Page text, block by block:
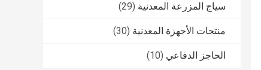
سياج المزرعة المعدنية (29)
منتجات الأجهزة المعدنية (30)
الحاجز الدفاعي (10)